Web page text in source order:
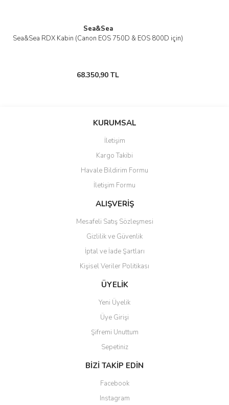
Sea&Sea
Sea&Sea RDX Kabin (Canon EOS 750D & EOS 800D için)
68.350,90 TL
KURUMSAL
İletişim
Kargo Takibi
Havale Bildirim Formu
İletişim Formu
ALIŞVERİŞ
Mesafeli Satış Sözleşmesi
Gizlilik ve Güvenlik
İptal ve İade Şartları
Kişisel Veriler Politikası
ÜYELİK
Yeni Üyelik
Üye Girişi
Şifremi Unuttum
Sepetiniz
BİZİ TAKİP EDİN
Facebook
Instagram